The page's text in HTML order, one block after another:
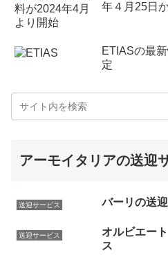
年４月25日
ETIASの最
定
アーモイタリアの送迎
送迎サービス バーリの送
送迎サービス
オルビエー
ス